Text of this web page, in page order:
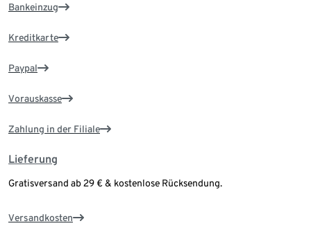
Bankeinzug
Kreditkarte
Paypal
Vorauskasse
Zahlung in der Filiale
Lieferung
Gratisversand ab 29 € & kostenlose Rücksendung.
Versandkosten